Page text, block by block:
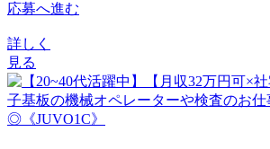
応募へ進む
詳しく
見る